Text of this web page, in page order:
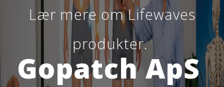
Lær mere om Lifewaves
produkter.
Gopatch ApS